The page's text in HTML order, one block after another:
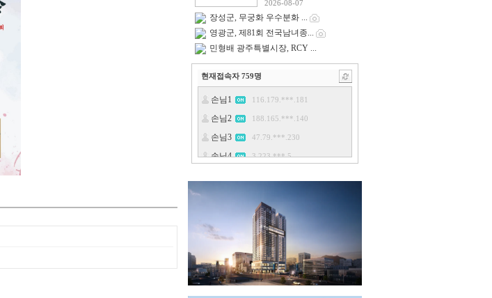
2026-08-07
장성군, 무궁화 우수분화 ...
영광군, 제81회 전국남녀종...
민형배 광주특별시장, RCY ...
현재접속자 759명